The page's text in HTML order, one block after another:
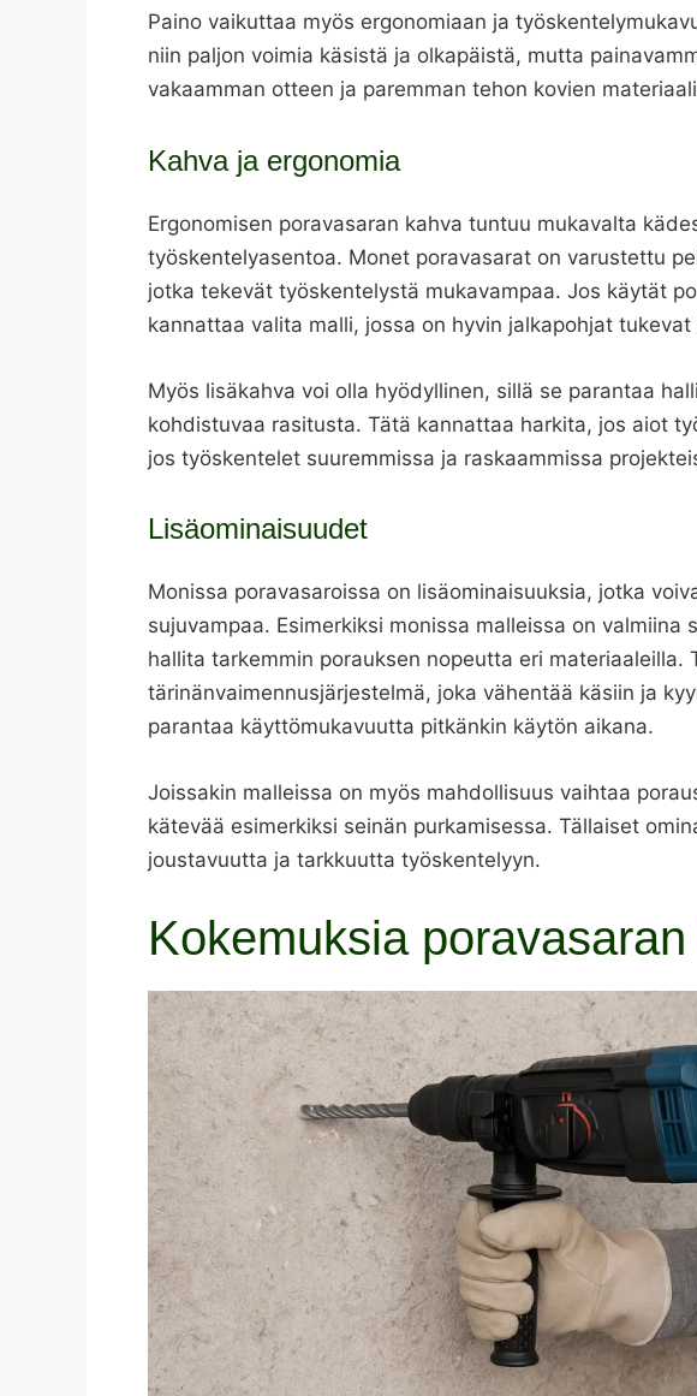
Paino vaikuttaa myös ergonomiaan ja
niin paljon voimia käsistä ja olkapäistä, mutta
vakaamman otteen ja paremman tehon kovien
Kahva ja ergonomia
Ergonomisen poravasaran kahva tuntuu mukavalta
työskentelyasentoa. Monet poravasarat on varustettu
jotka tekevät työskentelystä mukavampaa. Jos käytät
kannattaa valita malli, jossa on hyvin jalkapohjat
Myös lisäkahva voi olla hyödyllinen, sillä se parantaa
kohdistuvaa rasitusta. Tätä kannattaa harkita, jos aiot
jos työskentelet suuremmissa ja raskaammissa
Lisäominaisuudet
Monissa poravasaroissa on lisäominaisuuksia, jotka
sujuvampaa. Esimerkiksi monissa malleissa on valmiina
hallita tarkemmin porauksen nopeutta eri materiaaleilla.
tärinänvaimennusjärjestelmä, joka vähentää käsiin ja
parantaa käyttömukavuutta pitkänkin käytön aikana.
Joissakin malleissa on myös mahdollisuus vaihtaa
kätevää esimerkiksi seinän purkamisessa. Tällaiset
joustavuutta ja tarkkuutta työskentelyyn.
Kokemuksia